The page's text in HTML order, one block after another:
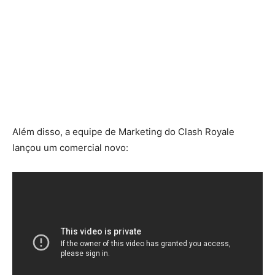
Além disso, a equipe de Marketing do Clash Royale
lançou um comercial novo: